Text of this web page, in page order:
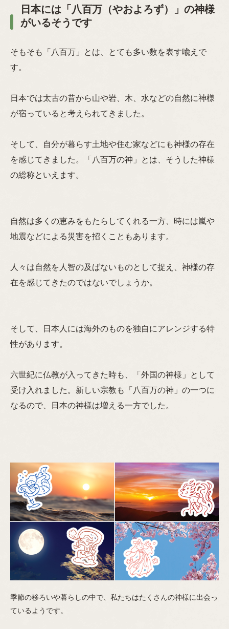
日本には「八百万（やおよろず）」の神様
がいるそうです
そもそも「八百万」とは、とても多い数を表す喩えで
す。
日本では太古の昔から山や岩、木、水などの自然に神様
が宿っていると考えられてきました。
そして、自分が暮らす土地や住む家などにも神様の存在
を感じてきました。「八百万の神」とは、そうした神様
の総称といえます。
自然は多くの恵みをもたらしてくれる一方、時には嵐や
地震などによる災害を招くこともあります。
人々は自然を人智の及ばないものとして捉え、神様の存
在を感じてきたのではないでしょうか。
そして、日本人には海外のものを独自にアレンジする特
性があります。
六世紀に仏教が入ってきた時も、「外国の神様」として
受け入れました。新しい宗教も「八百万の神」の一つに
なるので、日本の神様は増える一方でした。
季節の移ろいや暮らしの中で、私たちはたくさんの神様に出会っ
ているようです。